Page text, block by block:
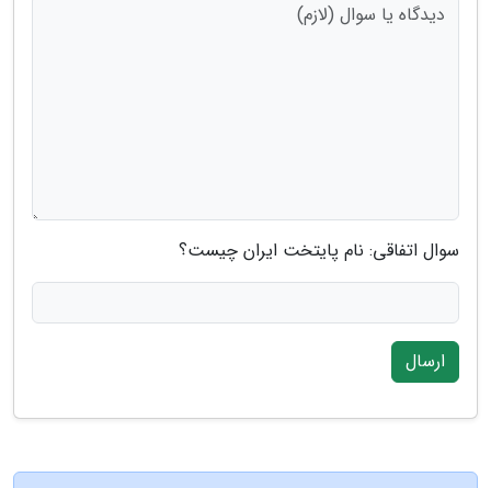
سوال اتفاقی: نام پایتخت ایران چیست؟
ارسال